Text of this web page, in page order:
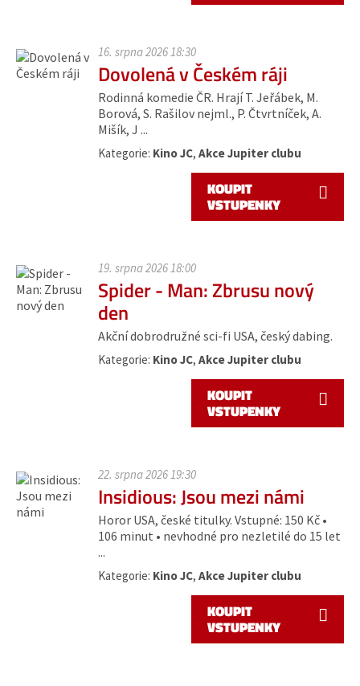
16. srpna 2026 18:30
Dovolená v Českém ráji
Rodinná komedie ČR. Hrají T. Jeřábek, M.
Borová, S. Rašilov nejml., P. Čtvrtníček, A.
Mišík, J ...
Kategorie: Kino JC, Akce Jupiter clubu
KOUPIT
VSTUPENKY
19. srpna 2026 18:00
Spider - Man: Zbrusu nový
den
Akční dobrodružné sci-fi USA, český dabing.
Kategorie: Kino JC, Akce Jupiter clubu
KOUPIT
VSTUPENKY
22. srpna 2026 19:30
Insidious: Jsou mezi námi
Horor USA, české titulky. Vstupné: 150 Kč •
106 minut • nevhodné pro nezletilé do 15 let
...
Kategorie: Kino JC, Akce Jupiter clubu
KOUPIT
VSTUPENKY